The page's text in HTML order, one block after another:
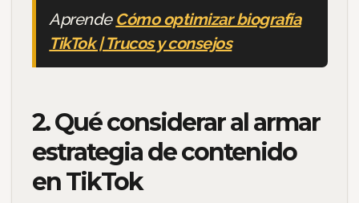
Aprende Cómo optimizar biografía
TikTok | Trucos y consejos
2. Qué considerar al armar
estrategia de contenido
en TikTok